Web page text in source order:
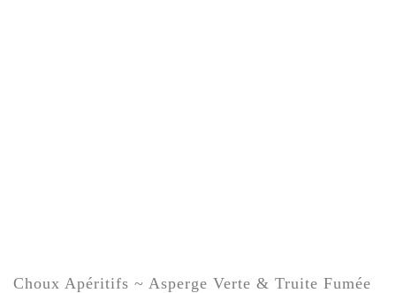
Choux Apéritifs ~ Asperge Verte & Truite Fumée